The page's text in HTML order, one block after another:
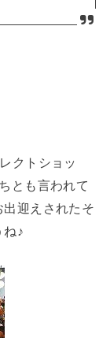
クトショッ
とも言われて
迎えされたそ
ね♪